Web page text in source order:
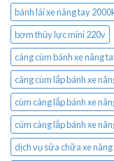
bánh lái xe nâng tay
bơm thủy lực mini 220v
càng cùm bánh xe nâng
càng cùm lắp bánh xe
cùm càng lắp bánh xe
cùm càng lắp bánh xe
dịch vụ sửa chữa xe